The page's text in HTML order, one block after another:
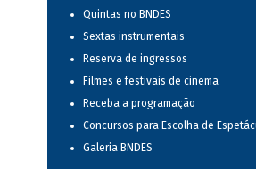
Quintas no BNDES
Sextas instrumentais
Reserva de ingressos
Filmes e festivais de cinema
Receba a programação
Concursos para Escolha de
Galeria BNDES